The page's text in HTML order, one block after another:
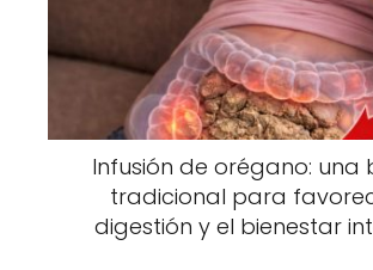
información sin analizar todos
leer “rompí 2, freí 2 y me comí
personas asumen que se trata
cantidades diferentes, cuando
dice que sean huevos distintos.
Precisamente por eso este
Infusión de orégano: una
tradicional para
digestión y el bienestar